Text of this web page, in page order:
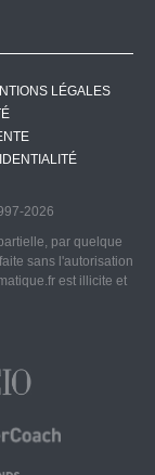
LÉGALES
2026
par quelque
sans l'autorisation
est illicite et